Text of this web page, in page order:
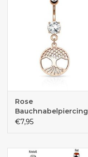
Rose
Bauchnabelpiercing
€7,95